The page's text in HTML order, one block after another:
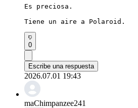
Es preciosa.
Tiene un aire a Polaroid.
0
Escribe una respuesta
2026.07.01 19:43
maChimpanzee241